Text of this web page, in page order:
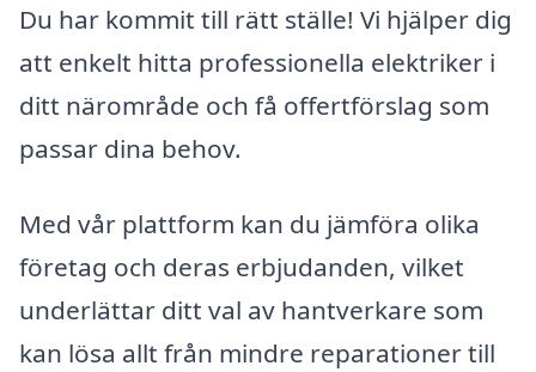
Du har kommit till rätt ställe! Vi hjälper dig
att enkelt hitta professionella elektriker i
ditt närområde och få offertförslag som
passar dina behov.
Med vår plattform kan du jämföra olika
företag och deras erbjudanden, vilket
underlättar ditt val av hantverkare som
kan lösa allt från mindre reparationer till